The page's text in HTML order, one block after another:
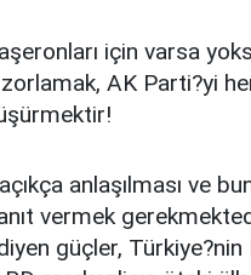
için varsa
AK Parti?yi
anlaşılması ve
vermek
güçler,